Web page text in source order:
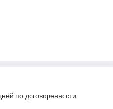
по договоренности